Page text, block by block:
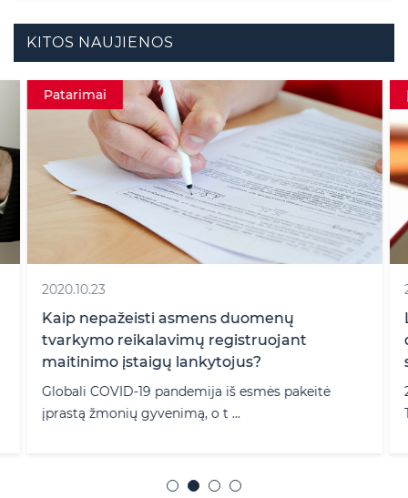
KITOS NAUJIENOS
Patarimai
2020.10.23
Kaip nepažeisti asmens duomenų
tvarkymo reikalavimų registruojant
maitinimo įstaigų lankytojus?
Globali COVID-19 pandemija iš esmės pakeitė
įprastą žmonių gyvenimą, o t ...